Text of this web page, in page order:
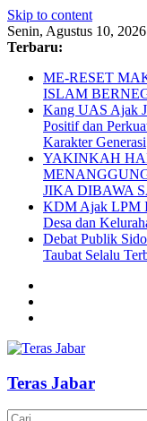
Skip to content
Senin, Agustus 10, 2026
Terbaru:
ME-RESET
ISLAM
Kang UAS Ajak
Positif dan
Karakter Generasi
YAKINKAH
JIKA DIBAWA
KDM Ajak LPM
Desa dan
Debat Publik
Taubat Selalu
Teras Jabar